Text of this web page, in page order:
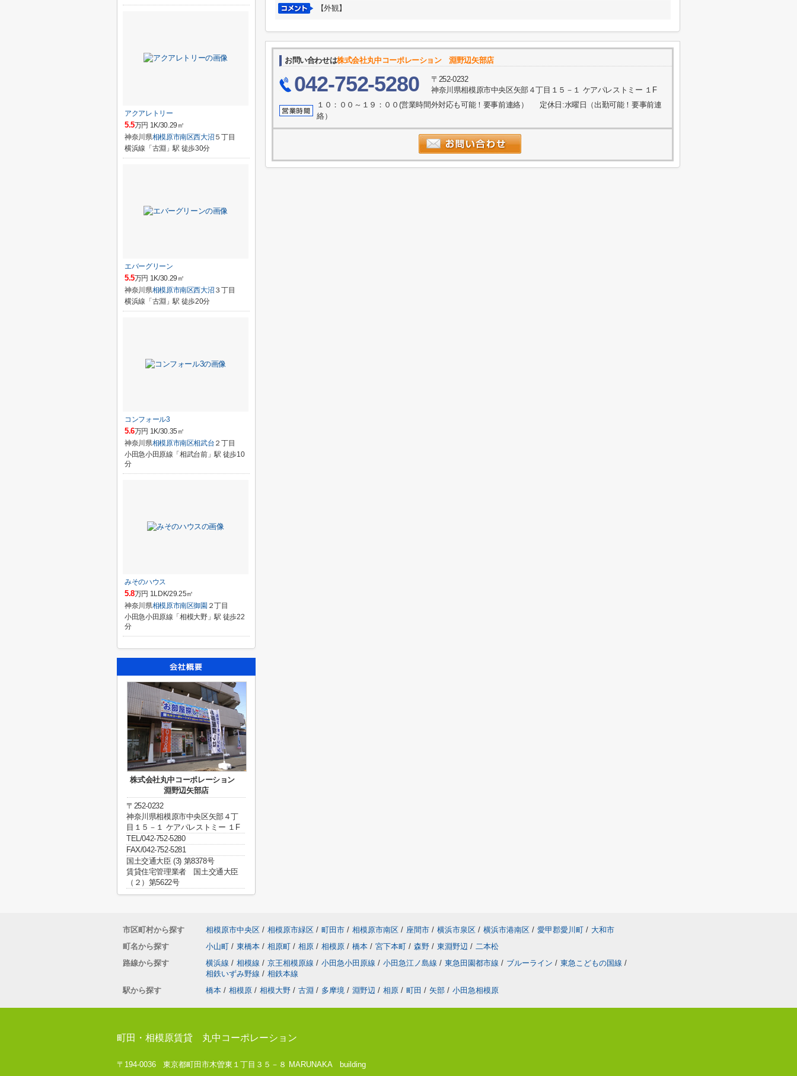
【外観】
お問い合わせは株式会社丸中コーポレーション 淵野辺矢部店
042-752-5280
〒252-0232
神奈川県相模原市中央区矢部４丁目１５－１ ケアパレストミー １F
１０：００～１９：００(営業時間外対応も可能！要事前連絡） 定休日:水曜日（出勤可能！要事前連
絡）
アクアレトリー
5.5万円 1K/30.29㎡
神奈川県相模原市南区西大沼 ５丁目
横浜線「古淵」駅 徒歩30分
エバーグリーン
5.5万円 1K/30.29㎡
神奈川県相模原市南区西大沼 ３丁目
横浜線「古淵」駅 徒歩20分
コンフォール3
5.6万円 1K/30.35㎡
神奈川県相模原市南区相武台 ２丁目
小田急小田原線「相武台前」駅 徒歩10
分
みそのハウス
5.8万円 1LDK/29.25㎡
神奈川県相模原市南区御園 ２丁目
小田急小田原線「相模大野」駅 徒歩22
分
株式会社丸中コーポレーション
淵野辺矢部店
〒252-0232
神奈川県相模原市中央区矢部４丁
目１５－１ ケアパレストミー １F
TEL/042-752-5280
FAX/042-752-5281
国土交通大臣 (3) 第8378号
賃貸住宅管理業者 国土交通大臣
（２）第5622号
市区町村から探す 相模原市中央区 / 相模原市緑区 / 町田市 / 相模原市南区 / 座間市 / 横浜市泉区 / 横浜市港南区 / 愛甲郡愛川町 / 大和市
町名から探す
小山町 / 東橋本 / 相原町 / 相原 / 相模原 / 橋本 / 宮下本町 / 森野 / 東淵野辺 / 二本松
路線から探す
横浜線 / 相模線 / 京王相模原線 / 小田急小田原線 / 小田急江ノ島線 / 東急田園都市線 / ブルーライン / 東急こどもの国線 /
相鉄いずみ野線 / 相鉄本線
駅から探す
橋本 / 相模原 / 相模大野 / 古淵 / 多摩境 / 淵野辺 / 相原 / 町田 / 矢部 / 小田急相模原
町田・相模原賃貸 丸中コーポレーション
〒194-0036 東京都町田市木曽東１丁目３５－８ MARUNAKA building